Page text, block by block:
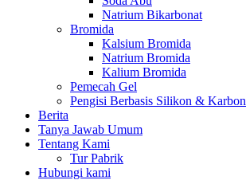
Natrium Bikarbonat
Bromida
Kalsium Bromida
Natrium Bromida
Kalium Bromida
Pemecah Gel
Pengisi Berbasis Silikon & Karbon
Berita
Tanya Jawab Umum
Tentang Kami
Tur Pabrik
Hubungi kami